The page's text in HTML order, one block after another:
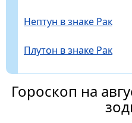
Нептун в знаке Рак
Плутон в знаке Рак
Гороскоп на